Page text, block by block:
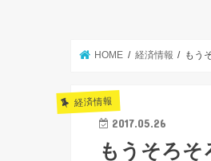
HOME 経済情報 もう
経済情報
2017.05.26
もうそろそ